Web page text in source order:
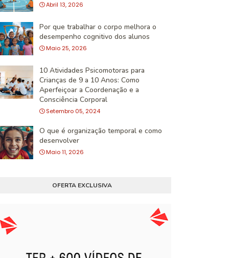
Abril 13, 2026
Por que trabalhar o corpo melhora o
desempenho cognitivo dos alunos
Maio 25, 2026
10 Atividades Psicomotoras para
Crianças de 9 a 10 Anos: Como
Aperfeiçoar a Coordenação e a
Consciência Corporal
Setembro 05, 2024
O que é organização temporal e como
desenvolver
Maio 11, 2026
OFERTA EXCLUSIVA